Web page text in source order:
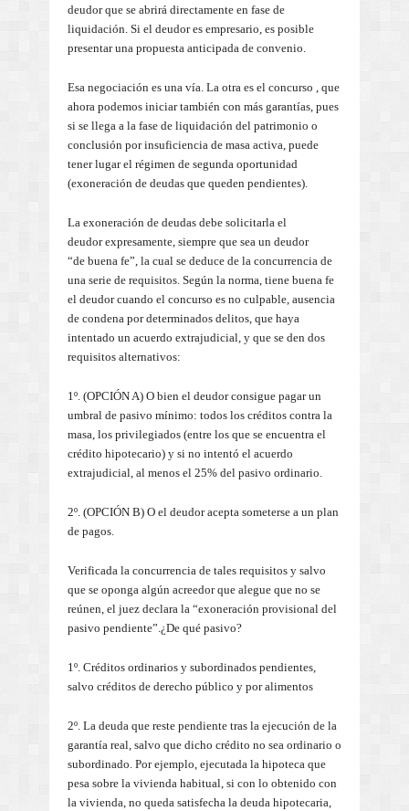
deudor que se abrirá directamente en fase de
liquidación. Si el deudor es empresario, es posible
presentar una propuesta anticipada de convenio.
Esa negociación es una vía. La otra es el concurso , que
ahora podemos iniciar también con más garantías, pues
si se llega a la fase de liquidación del patrimonio o
conclusión por insuficiencia de masa activa, puede
tener lugar el régimen de segunda oportunidad
(exoneración de deudas que queden pendientes).
La exoneración de deudas debe solicitarla el
deudor expresamente, siempre que sea un deudor
“de buena fe”, la cual se deduce de la concurrencia de
una serie de requisitos. Según la norma, tiene buena fe
el deudor cuando el concurso es no culpable, ausencia
de condena por determinados delitos, que haya
intentado un acuerdo extrajudicial, y que se den dos
requisitos alternativos:
1º. (OPCIÓN A) O bien el deudor consigue pagar un
umbral de pasivo mínimo: todos los créditos contra la
masa, los privilegiados (entre los que se encuentra el
crédito hipotecario) y si no intentó el acuerdo
extrajudicial, al menos el 25% del pasivo ordinario.
2º. (OPCIÓN B) O el deudor acepta someterse a un plan
de pagos.
Verificada la concurrencia de tales requisitos y salvo
que se oponga algún acreedor que alegue que no se
reúnen, el juez declara la “exoneración provisional del
pasivo pendiente”.¿De qué pasivo?
1º. Créditos ordinarios y subordinados pendientes,
salvo créditos de derecho público y por alimentos
2º. La deuda que reste pendiente tras la ejecución de la
garantía real, salvo que dicho crédito no sea ordinario o
subordinado. Por ejemplo, ejecutada la hipoteca que
pesa sobre la vivienda habitual, si con lo obtenido con
la vivienda, no queda satisfecha la deuda hipotecaria,